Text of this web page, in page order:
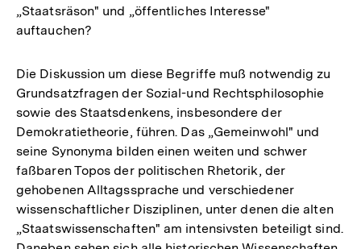
„Staatsräson" und „öffentliches Interesse"
auftauchen?
Die Diskussion um diese Begriffe muß notwendig zu
Grundsatzfragen der Sozial-und Rechtsphilosophie
sowie des Staatsdenkens, insbesondere der
Demokratietheorie, führen. Das „Gemeinwohl" und
seine Synonyma bilden einen weiten und schwer
faßbaren Topos der politischen Rhetorik, der
gehobenen Alltagssprache und verschiedener
wissenschaftlicher Disziplinen, unter denen die alten
„Staatswissenschaften" am intensivsten beteiligt sind.